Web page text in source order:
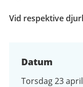
Vid respektive
Datum
Torsdag 23